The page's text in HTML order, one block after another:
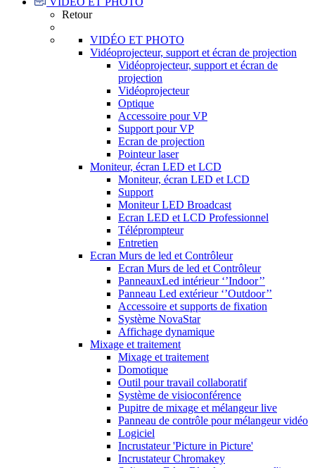
Retour
VIDÉO ET PHOTO
Vidéoprojecteur, support et écran de projection
Vidéoprojecteur, support et écran de
projection
Vidéoprojecteur
Optique
Accessoire pour VP
Support pour VP
Ecran de projection
Pointeur laser
Moniteur, écran LED et LCD
Moniteur, écran LED et LCD
Support
Moniteur LED Broadcast
Ecran LED et LCD Professionnel
Téléprompteur
Entretien
Ecran Murs de led et Contrôleur
Ecran Murs de led et Contrôleur
PanneauxLed intérieur ‘’Indoor’’
Panneau Led extérieur ‘’Outdoor’’
Accessoire et supports de fixation
Système NovaStar
Affichage dynamique
Mixage et traitement
Mixage et traitement
Domotique
Outil pour travail collaboratif
Système de visioconférence
Pupitre de mixage et mélangeur live
Panneau de contrôle pour mélangeur vidéo
Logiciel
Incrustateur 'Picture in Picture'
Incrustateur Chromakey